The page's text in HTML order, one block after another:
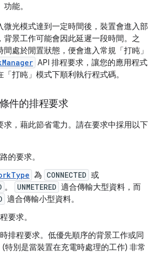
能。
微光模式達到一定時間後，裝置會進入部
背景工作可能會因此延遲一段時間。之
處於閒置狀態，便會進入常規「打盹」
API 排程要求，讓您的應用程式
打盹」模式下順利執行程式碼。
件的排程要求
求，藉此節省電力。請在要求中採用以下
的要求。
為 CONNECTED 或
。 UNMETERED 適合傳輸大型資料，而
適合傳輸小型資料。
要求。
排程要求。低優先順序的背景工作或同
特別是當裝置在充電時處理的工作) 非常